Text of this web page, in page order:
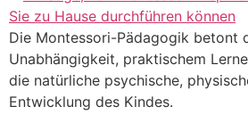
Die Montessori-Pädagogik betont
Unabhängigkeit, praktischem
die natürliche psychische,
Entwicklung des Kindes.